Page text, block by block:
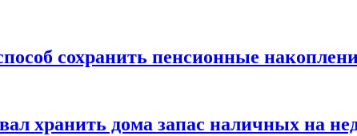
сохранить пенсионные
хранить дома запас наличных на